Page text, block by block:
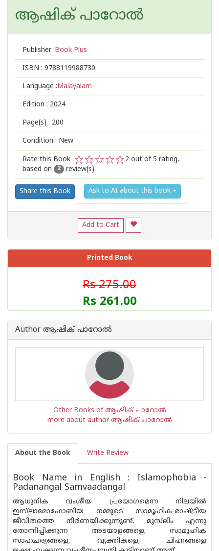
ആഷിക് പാറോൽ
Publisher :Book Plus
ISBN : 9788119988730
Language :Malayalam
Edition : 2024
Page(s) : 200
Condition : New
Rate this Book :
2
1
2 out of 5 rating,
based on
2 review(s)
Share this Book Ask to AI about this book
Add to Cart
Printed Book
Rs 275.00
Rs 261.00
Author ആഷിക് പാറോൽ
Other Books of ആഷിക് പാറോൽ
more about author ആഷിക് പാറോൽ
About the Book Write Review
Book Name in English : Islamophobia -
Padanangal Samvaadangal
ആധുനിക വംശീയ പ്രയോഗമെന്ന നിലയിൽ
ഇസ്‌ലാമോഫോബിയ നമ്മുടെ സാമൂഹിക-രാഷ്ട്രീയ
ജീവിതത്തെ നിർണയിക്കുന്നുണ്ട്. മുസ്‌ലിം എന്നു
തോന്നിപ്പിക്കുന്ന അടയാളങ്ങളെ, സാമൂഹിക
സാഹചര്യങ്ങളെ, വ്യക്തികളെ, ചിഹ്നങ്ങളെ